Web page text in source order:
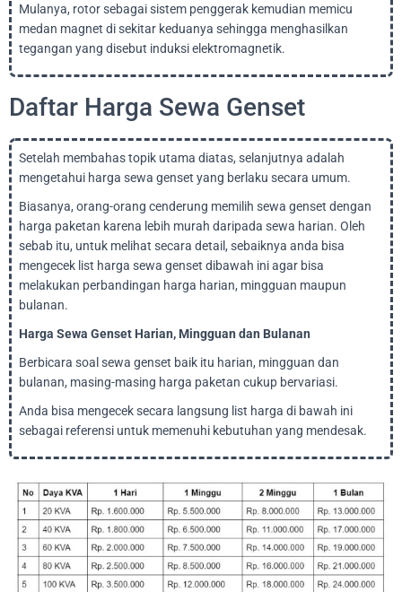
Mulanya, rotor sebagai sistem penggerak kemudian memicu
medan magnet di sekitar keduanya sehingga menghasilkan
tegangan yang disebut induksi elektromagnetik.
Daftar Harga Sewa Genset
Setelah membahas topik utama diatas, selanjutnya adalah
mengetahui harga sewa genset yang berlaku secara umum.
Biasanya, orang-orang cenderung memilih sewa genset dengan
harga paketan karena lebih murah daripada sewa harian. Oleh
sebab itu, untuk melihat secara detail, sebaiknya anda bisa
mengecek list harga sewa genset dibawah ini agar bisa
melakukan perbandingan harga harian, mingguan maupun
bulanan.
Harga Sewa Genset Harian, Mingguan dan Bulanan
Berbicara soal sewa genset baik itu harian, mingguan dan
bulanan, masing-masing harga paketan cukup bervariasi.
Anda bisa mengecek secara langsung list harga di bawah ini
sebagai referensi untuk memenuhi kebutuhan yang mendesak.